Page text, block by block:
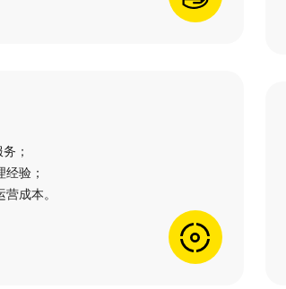
；
验；
成本。